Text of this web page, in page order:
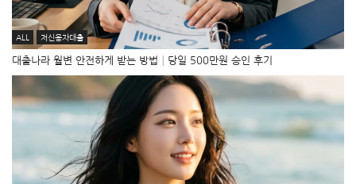
ALL 저신용자대출
대출나라 월변 안전하게 받는 방법│당일 500만원 승인 후기